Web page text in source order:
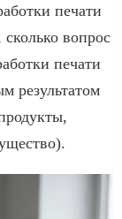
печати
вопрос
печати
результатом